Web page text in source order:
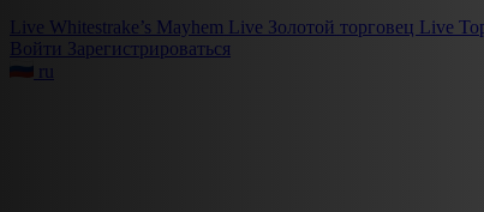
Live Whitestrake’s Mayhem Live Золотой торговец Live
Войти Зарегистрироваться
ru